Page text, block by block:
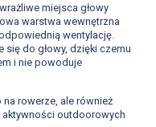
miejsca głowy
warstwa wewnętrzna
wentylację.
się do głowy, dzięki czemu
i nie powoduje
rowerze, ale również
outdoorowych